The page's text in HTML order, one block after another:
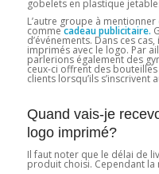
gobelets en plastique
L’autre groupe à
commecadeau publicitaire.
d’événements. Dans ces
imprimés avec le logo. Par
parlerions également des
ceux-ci offrent des
clients lorsqu’ils s’inscrivent
Quand vais-je
logo imprimé?
Il faut noter que le délai de
produit choisi. Cependant